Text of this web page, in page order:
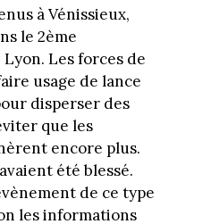
à Vénissieux,
le 2ème
Les forces de
usage de lance
disperser des
que les
encore plus.
été blessé.
de ce type
les informations